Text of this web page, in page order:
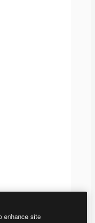
enhance site